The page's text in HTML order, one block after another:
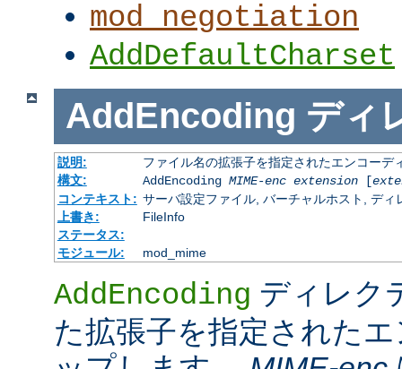
mod_negotiation
AddDefaultCharset
AddEncoding ディ
説明:
ファイル名の拡張子を指定されたエンコーデ
構文:
AddEncoding MIME-enc extension[
コンテキスト: サーバ設定ファイル, バーチャルホスト, ディ
上書き:
FileInfo
ステータス:
モジュール:
mod_mime
AddEncoding ディレク
た拡張子を指定された